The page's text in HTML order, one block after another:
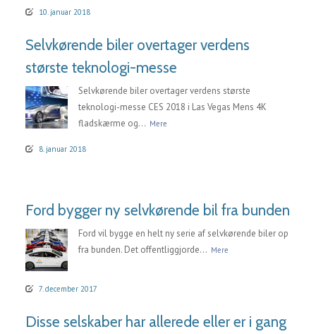
10. januar 2018
Selvkørende biler overtager verdens
største teknologi-messe
Selvkørende biler overtager verdens største
teknologi-messe CES 2018 i Las Vegas Mens 4K
fladskærme og... Mere
8. januar 2018
Ford bygger ny selvkørende bil fra bunden
Ford vil bygge en helt ny serie af selvkørende biler op
fra bunden. Det offentliggjorde... Mere
7. december 2017
Disse selskaber har allerede eller er i gang